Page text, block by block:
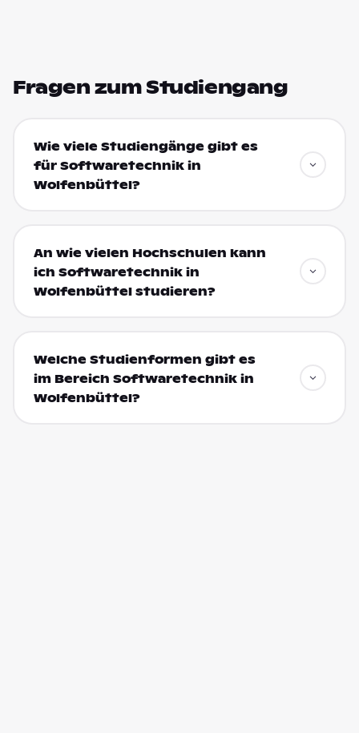
Fragen zum Studiengang
Wie viele Studiengänge gibt es
für Softwaretechnik in
Wolfenbüttel?
An wie vielen Hochschulen kann
ich Softwaretechnik in
Wolfenbüttel studieren?
Welche Studienformen gibt es
im Bereich Softwaretechnik in
Wolfenbüttel?